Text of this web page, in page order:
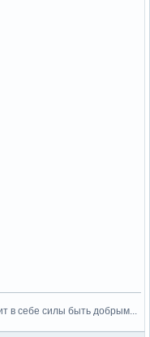
в себе силы быть добрым...